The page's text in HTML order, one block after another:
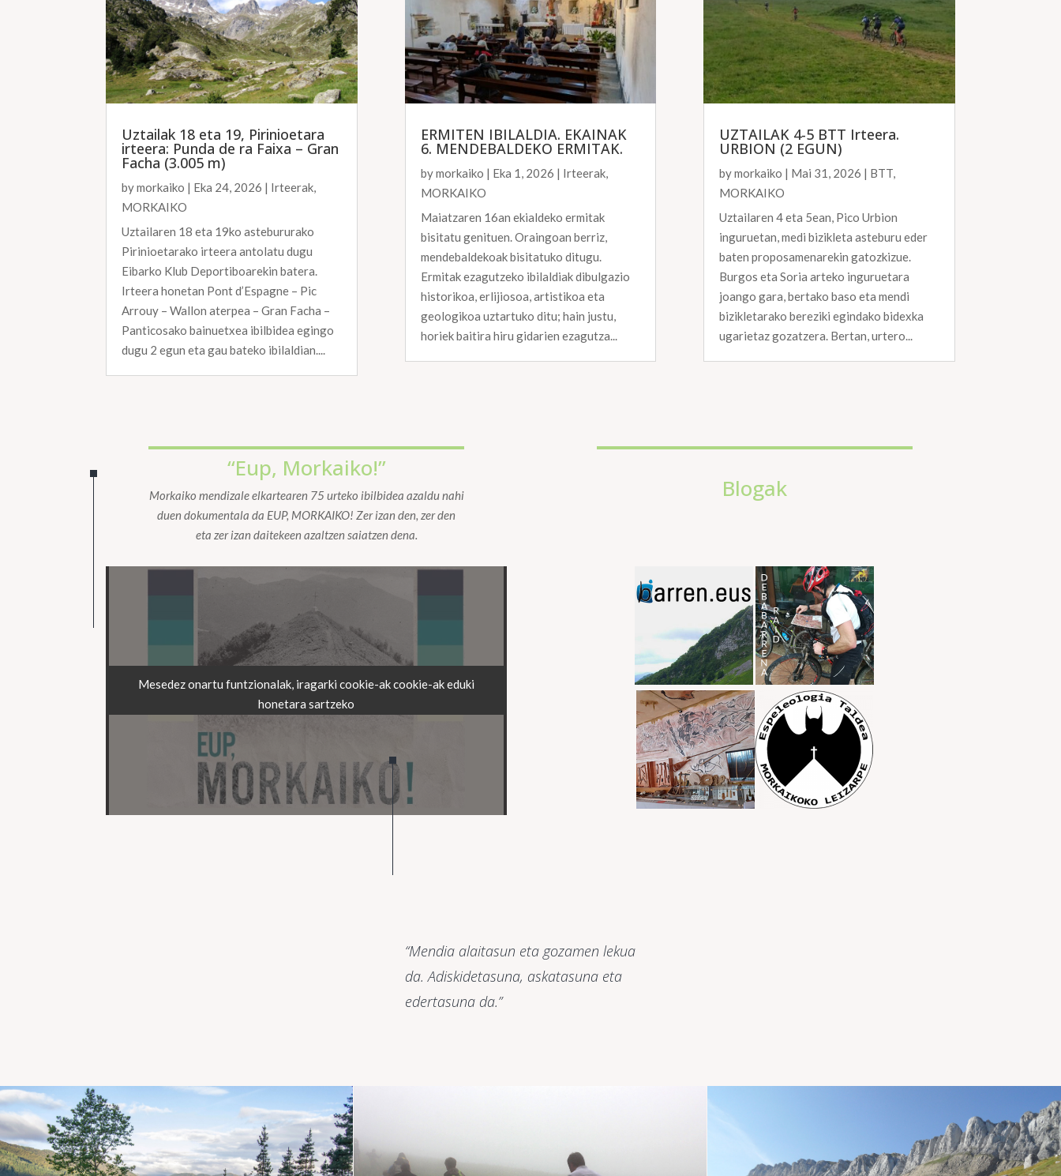
Uztailak 18 eta 19, Pirinioetara
irteera: Punda de ra Faixa – Gran
Facha (3.005 m)
bymorkaiko | Eka 24, 2026 | Irteerak,
MORKAIKO
Uztailaren 18 eta 19ko astebururako
Pirinioetarako irteera antolatu dugu
Eibarko Klub Deportiboarekin batera.
Irteera honetan Pont d’Espagne – Pic
Arrouy – Wallon aterpea – Gran Facha –
Panticosako bainuetxea ibilbidea egingo
dugu 2 egun eta gau bateko ibilaldian....
ERMITEN IBILALDIA. EKAINAK
6. MENDEBALDEKO ERMITAK.
bymorkaiko | Eka 1, 2026 | Irteerak,
MORKAIKO
Maiatzaren 16an ekialdeko ermitak
bisitatu genituen. Oraingoan berriz,
mendebaldekoak bisitatuko ditugu.
Ermitak ezagutzeko ibilaldiak dibulgazio
historikoa, erlijiosoa, artistikoa eta
geologikoa uztartuko ditu; hain justu,
horiek baitira hiru gidarien ezagutza...
UZTAILAK 4-5 BTT Irteera.
URBION (2 EGUN)
bymorkaiko | Mai 31, 2026 | BTT,
MORKAIKO
Uztailaren 4 eta 5ean, Pico Urbion
inguruetan, medi bizikleta asteburu eder
baten proposamenarekin gatozkizue.
Burgos eta Soria arteko inguruetara
joango gara, bertako baso eta mendi
bizikletarako bereziki egindako bidexka
ugarietaz gozatzera. Bertan, urtero...
“Eup, Morkaiko!”
Morkaiko mendizale elkartearen 75 urteko ibilbidea azaldu nahi
duen dokumentala da EUP, MORKAIKO! Zer izan den, zer den
eta zer izan daitekeen azaltzen saiatzen dena.
Blogak
Mesedez onartu funtzionalak, iragarki cookie-ak cookie-ak eduki
honetara sartzeko
“Mendia alaitasun eta gozamen lekua
da. Adiskidetasuna, askatasuna eta
edertasuna da.”